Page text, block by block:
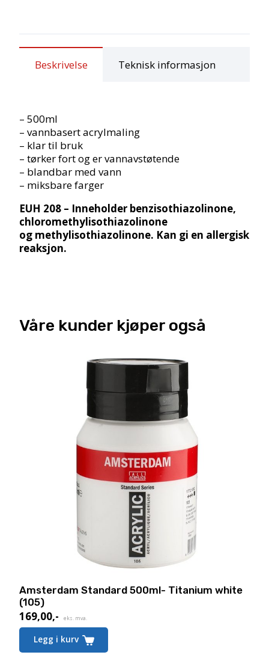
Beskrivelse Teknisk informasjon
– 500ml
– vannbasert acrylmaling
– klar til bruk
– tørker fort og er vannavstøtende
– blandbar med vann
– miksbare farger
EUH 208 – Inneholder benzisothiazolinone,
chloromethylisothiazolinone
og methylisothiazolinone. Kan gi en allergisk
reaksjon.
Våre kunder kjøper også
Amsterdam Standard 500ml- Titanium white
(105)
169,00,- eks. mva.
Legg i kurv